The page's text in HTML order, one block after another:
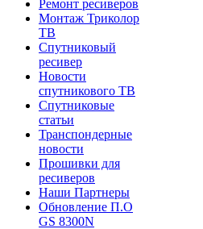
Ремонт ресиверов
Монтаж Триколор
ТВ
Спутниковый
ресивер
Новости
спутникового ТВ
Спутниковые
статьи
Транспондерные
новости
Прошивки для
ресиверов
Наши Партнеры
Обновление П.О
GS 8300N